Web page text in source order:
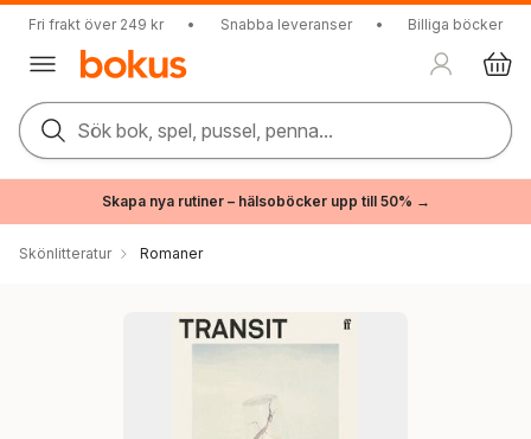
Fri frakt över 249 kr • Snabba leveranser • Billiga böcker
Sök bok, spel, pussel, penna...
Skapa nya rutiner – hälsoböcker upp till 50% →
Skönlitteratur Romaner